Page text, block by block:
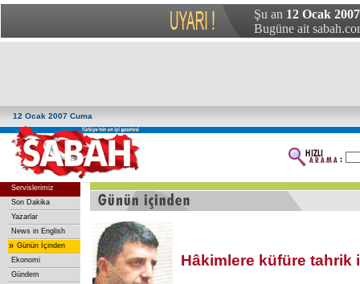
Şu an 12 Ocak
Bugüne ait
12 Ocak 2007 Cuma
Servislerimiz
Son Dakika
Yazarlar
News in English
» Günün İçinden
Ekonomi
Gündem
Hâkimlere küfüre tahrik